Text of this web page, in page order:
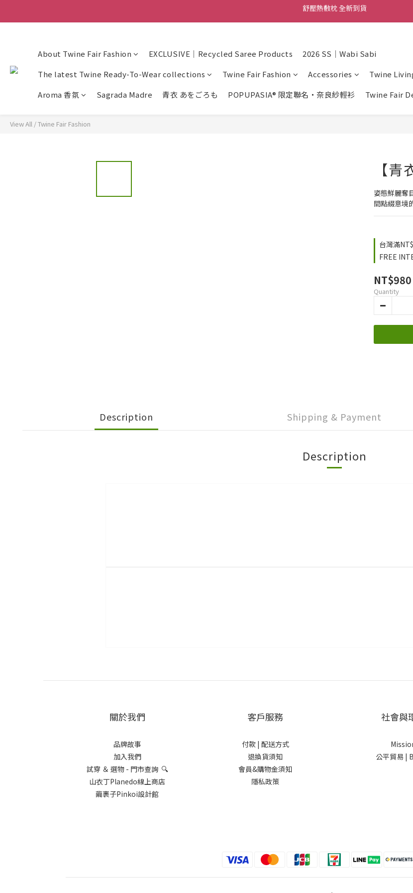
舒壓熱敷枕 全新到貨
尼泊爾手工頌缽 全新到貨
About Twine Fair Fashion EXCLUSIVE｜Recycled Saree Products
2026 SS｜Wabi Sabi
The latest Twine Ready-To-Wear collections
Twine Fair Fashion Accessories Twine
Aroma 香氛
Sagrada Madre 青衣 あをごろも POPUPASIA® 限定聯名・奈良紗輕衫 Twine Fair
View All /Twine Fair Fashion
【
姿態鮮麗奪
間點綴意境
台灣滿
FREE
NT$980
Quantity
Description Shipping & Payment
Description
關於我們
品牌故事
加入我們
試穿 ＆ 選物 - 門市查詢 🔍
山衣丁Planedo線上商店
繭裹子Pinkoi設計館
客戶服務
付款 | 配送方式
退換貨須知
會員&購物金須知
隱私政策
社會與
公平貿易 |